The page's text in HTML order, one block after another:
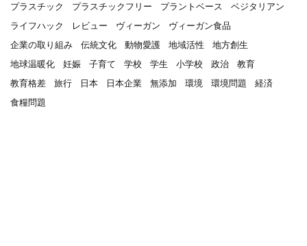
プラスチック
プラスチックフリー プラントベース
ベジタリアン
ライフハック
レビュー ヴィーガン
ヴィーガン食品
企業の取り組み
伝統文化 動物愛護 地域活性
地方創生
地球温暖化
妊娠 子育て 学校 学生 小学校 政治
教育
教育格差
旅行 日本 日本企業 無添加 環境 環境問題
経済
食糧問題